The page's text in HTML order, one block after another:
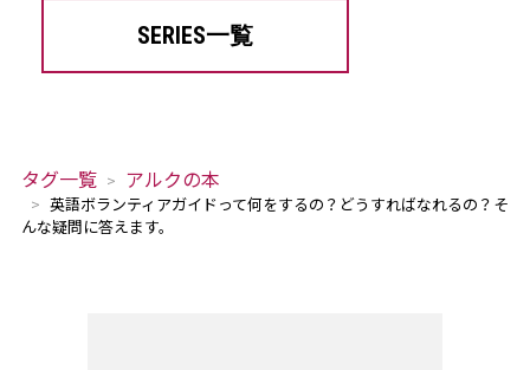
SERIES一覧
タグ一覧 アルクの本
英語ボランティアガイドって何をするの？どうすればなれるの？そ
んな疑問に答えます。